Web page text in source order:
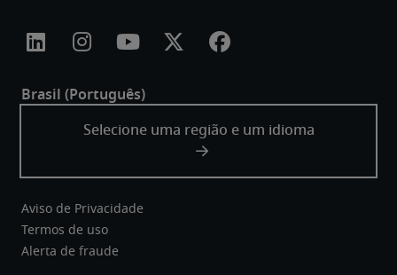
Aviso de Privacidade
Termos de uso
Alerta de fraude